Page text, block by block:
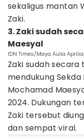
sekaligus mantan
Zaki.
3. Zaki sudah
Maesyal
IDN Times/Maya Aulia
Zaki sudah
mendukung
Mochamad
2024. Dukungan
Zaki tersebut
dan sempat viral.